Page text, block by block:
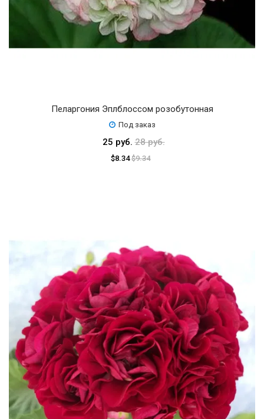
Пеларгония Эплблоссом розобутонная
Под заказ
25 руб.28 руб.
$8.34$9.34